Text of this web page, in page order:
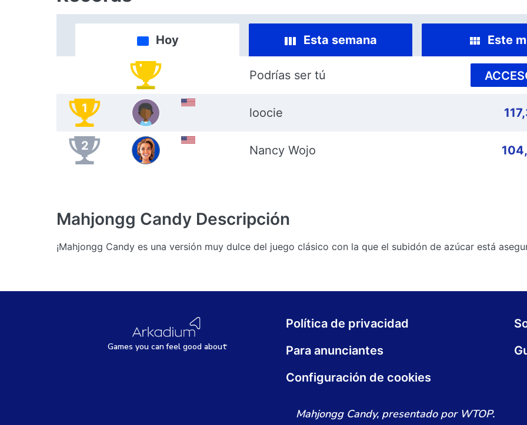
Hoy Esta semana Este
Podrías ser tú
1 loocie
2 Nancy Wojo
Mahjongg Candy Descripción
¡Mahjongg Candy es una versión muy dulce del juego clásico con la que el subidón de azúcar está
Games you canfeel good about
Política de privacidad
Para anunciantes
Configuración de cookies
Mahjongg Candy, presentado por WTOP.